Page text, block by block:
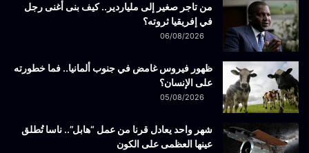
من تاجر صغير إلى ملياردير.. كيف بنى أغنى رجل
في إفريقيا ثروته؟
06/08/2026
ظهور فيروس غامض في جنوب ألمانيا.. فما خطورته
على الإنسان؟
05/08/2026
شهر واحد يعادل قرنا من عمل “هابل”.. ناسا تُطلق
عينها العظمى على الكون